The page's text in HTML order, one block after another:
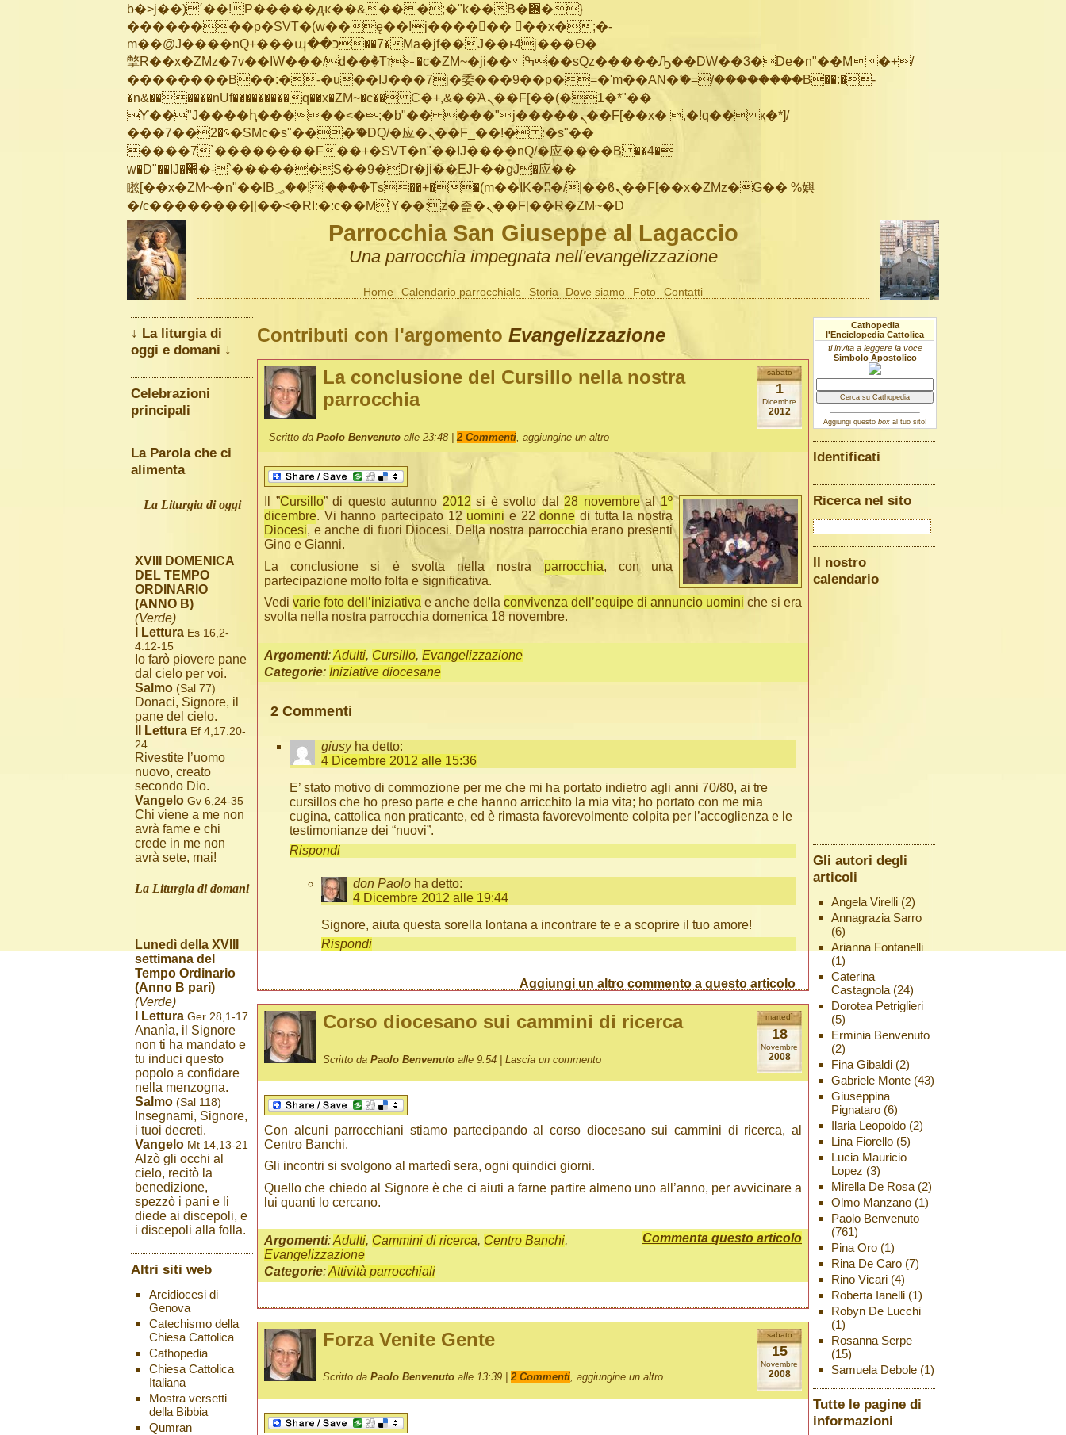
b�>j��)΄��!P�����ԫ��&���;�"k��B�޶�}
��������p�SVT�(w��ę��!j������ ��x�;�-
m��@J����nQ+���պ��כ��7�Ma�jf��J��ͱ4j���Ѳ�
撆R��x�ZMz�7v��IW���/d��ٞ�Тז�c�ZM~�ji�� ߒ��sQz�����Ԡ��DW��3�De�n"��M�+/
��������B��:�-�u��IJ���7j�委���9��p�=�'m��AN�ޭ�=/��������B��:�-
�n&������nUf���������q��x�ZM~�c�� Ϲ�+,&��Ὰܢ��F[��(�1�*"��
ϒ��"J����ԧ�����<�;�b"�� ���"j�����ܢ��F[��x� ,�!q�� қ�*]/
���؝�2��7�SMc�s"���ޭ�DQ/�应�ܢ��F_��!� :�s"��
����7`��������F��+�SVT�n"��IJ����nQ/�应����B ��4�
w�D"��IJ�׭�-`������S��9�Dr�ji��EJ߅��gJ�应��
矁[��x�ZM~�n"��IB؃��!'����Тѕ��+��(m��IK�ʭ�/|��ϐܢ��F[��x�ZMz�G�� %嬩
�/c��������[[��<�RI:�:c��MΎ��:z�졾�ܢ��F[��R�ZM~�D
Parrocchia San Giuseppe al Lagaccio
Una parrocchia impegnata nell'evangelizzazione
Home Calendario parrocchiale Storia Dove siamo Foto Contatti
Contributi con l'argomento Evangelizzazione
sabato
1
Dicembre
2012
La conclusione del Cursillo nella nostra
parrocchia
Scritto daPaolo Benvenuto alle 23:48 |2 Commenti , aggiungine un altro
Il ”Cursillo” di questo autunno 2012 si è svolto dal 28 novembreal1º
dicembre. Vi hanno partecipato 12 uomini e 22donne di tutta la nostra
Diocesi, e anche di fuori Diocesi. Della nostra parrocchia erano presenti
Gino e Gianni.
La conclusione si è svolta nella nostraparrocchia, con una
partecipazione molto folta e significativa.
Vedi varie foto dell’iniziativa e anche della convivenza dell’equipe di annuncio uomini che si era
svolta nella nostra parrocchia domenica 18 novembre.
Argomenti:Adulti, Cursillo, Evangelizzazione
Categorie: Iniziative diocesane
2 Commenti
giusy ha detto:
4 Dicembre 2012 alle 15:36
E’ stato motivo di commozione per me che mi ha portato indietro agli anni 70/80, ai tre
cursillos che ho preso parte e che hanno arricchito la mia vita; ho portato con me mia
cugina, cattolica non praticante, ed è rimasta favorevolmente colpita per l’accoglienza e le
testimonianze dei “nuovi”.
Rispondi
don Paolo ha detto:
4 Dicembre 2012 alle 19:44
Signore, aiuta questa sorella lontana a incontrare te e a scoprire il tuo amore!
Rispondi
Aggiungi un altro commento a questo articolo
martedì
18
Novembre
2008
Corso diocesano sui cammini di ricerca
Scritto da Paolo Benvenuto alle 9:54 | Lascia un commento
Con alcuni parrocchiani stiamo partecipando al corso diocesano sui cammini di ricerca, al
Centro Banchi.
Gli incontri si svolgono al martedì sera, ogni quindici giorni.
Quello che chiedo al Signore è che ci aiuti a farne partire almeno uno all’anno, per avvicinare a
lui quanti lo cercano.
Commenta questo articolo
Argomenti:Adulti, Cammini di ricerca, Centro Banchi,
Evangelizzazione
Categorie:Attività parrocchiali
sabato
15
Novembre
2008
Forza Venite Gente
Scritto da Paolo Benvenuto alle 13:39 | 2 Commenti, aggiungine un altro
↓ La liturgia di
oggi e domani ↓
Celebrazioni
principali
La Parola che ci
alimenta
La Liturgia di oggi
XVIII DOMENICA
DEL TEMPO
ORDINARIO
(ANNO B)
(Verde)
I Lettura Es 16,2-
4.12-15
Io farò piovere pane
dal cielo per voi.
Salmo (Sal 77)
Donaci, Signore, il
pane del cielo.
II Lettura Ef 4,17.20-
24
Rivestite l’uomo
nuovo, creato
secondo Dio.
Vangelo Gv 6,24-35
Chi viene a me non
avrà fame e chi
crede in me non
avrà sete, mai!
La Liturgia di domani
Lunedì della XVIII
settimana del
Tempo Ordinario
(Anno B pari)
(Verde)
I Lettura Ger 28,1-17
Ananìa, il Signore
non ti ha mandato e
tu induci questo
popolo a confidare
nella menzogna.
Salmo (Sal 118)
Insegnami, Signore,
i tuoi decreti.
Vangelo Mt 14,13-21
Alzò gli occhi al
cielo, recitò la
benedizione,
spezzò i pani e li
diede ai discepoli, e
i discepoli alla folla.
Altri siti web
Arcidiocesi di
Genova
Catechismo della
Chiesa Cattolica
Cathopedia
Chiesa Cattolica
Italiana
Mostra versetti
della Bibbia
Qumran
Cathopedia
l'Enciclopedia Cattolica
ti invita a leggere la voce
Simbolo Apostolico
Aggiungi questo boxal tuo sito!
Identificati
Ricerca nel sito
Il nostro
calendario
Gli autori degli
articoli
Angela Virelli(2)
Annagrazia Sarro
(6)
Arianna Fontanelli
(1)
Caterina
Castagnola(24)
Dorotea Petriglieri
(5)
Erminia Benvenuto
(2)
Fina Gibaldi(2)
Gabriele Monte(43)
Giuseppina
Pignataro(6)
Ilaria Leopoldo(2)
Lina Fiorello(5)
Lucia Mauricio
Lopez (3)
Mirella De Rosa(2)
Olmo Manzano(1)
Paolo Benvenuto
(761)
Pina Oro(1)
Rina De Caro(7)
Rino Vicari(4)
Roberta Ianelli(1)
Robyn De Lucchi
(1)
Rosanna Serpe
(15)
Samuela Debole(1)
Tutte le pagine di
informazioni